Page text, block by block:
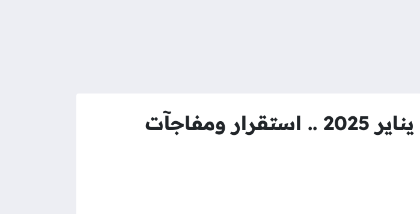
حظك اليوم وتوقعات برج الثور 10 يناير 2025 .. استقرار ومفاجآت